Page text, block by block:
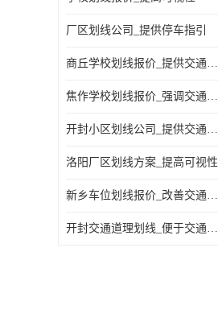
厂区划线公司_提供停车指引
商丘学校划线报价_提供交通信息
焦作学校划线报价_强调交通规则
开封小区划线公司_提供交通信息
洛阳厂区划线方案_提高可视性
新乡车位划线报价_改善交通效率
开封交通道理划线_便于交通管理